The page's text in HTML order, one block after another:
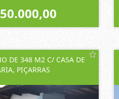
DE 348 M2 C/ CASA DE
PIÇARRAS